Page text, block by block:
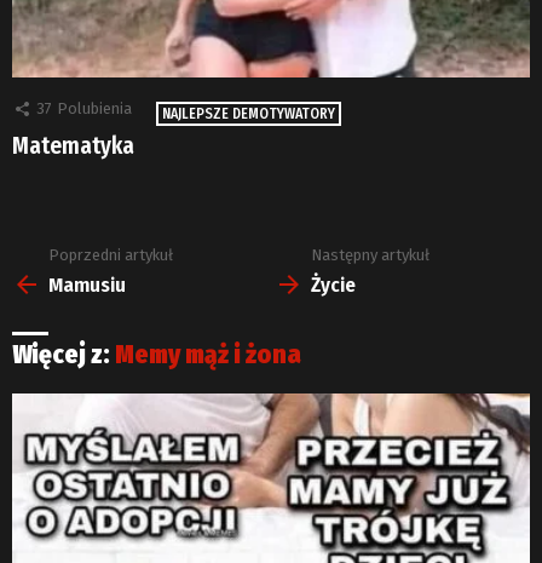
37 Polubienia NAJLEPSZE DEMOTYWATORY
Matematyka
Zobacz
więcej
Poprzedni artykuł
Mamusiu
Następny artykuł
Życie
Więcej z: Memy mąż i żona